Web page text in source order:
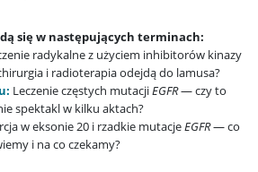
się w następujących terminach:
radykalne z użyciem inhibitorów kinazy
i radioterapia odejdą do lamusa?
Leczenie częstych mutacjiEGFR— czy to
spektakl w kilku aktach?
w eksonie 20 i rzadkie mutacjeEGFR— co
i na co czekamy?